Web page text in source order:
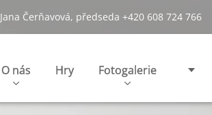
Jana Čerňavová, předseda +420 608 724 766
O nás Hry Fotogalerie